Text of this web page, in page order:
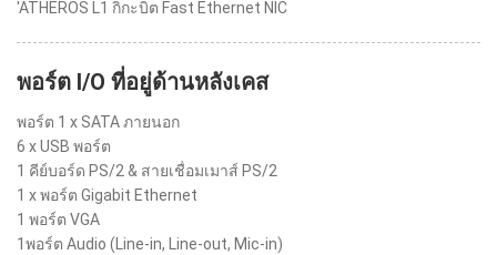
'ATHEROS L1 กิกะบิต Fast Ethernet NIC
พอร์ต I/O ที่อยู่ด้านหลังเคส
พอร์ต 1 x SATA ภายนอก
6 x USB พอร์ต
1 คีย์บอร์ด PS/2 & สายเชื่อมเมาส์ PS/2
1 x พอร์ต Gigabit Ethernet
1 พอร์ต VGA
1พอร์ต Audio (Line-in, Line-out, Mic-in)